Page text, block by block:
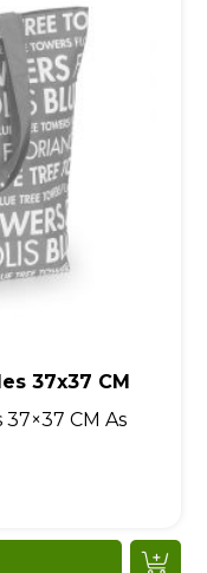
37x37 CM
CM As